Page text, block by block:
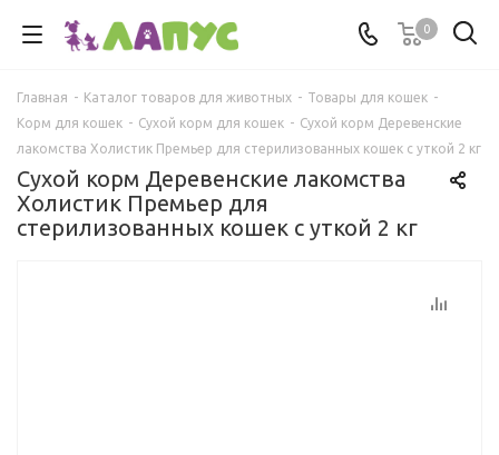
0
Главная - Каталог товаров для животных - Товары для кошек -
Корм для кошек - Сухой корм для кошек - Сухой корм Деревенские
лакомства Холистик Премьер для стерилизованных кошек с уткой 2 кг
Сухой корм Деревенские лакомства
Холистик Премьер для
стерилизованных кошек с уткой 2 кг